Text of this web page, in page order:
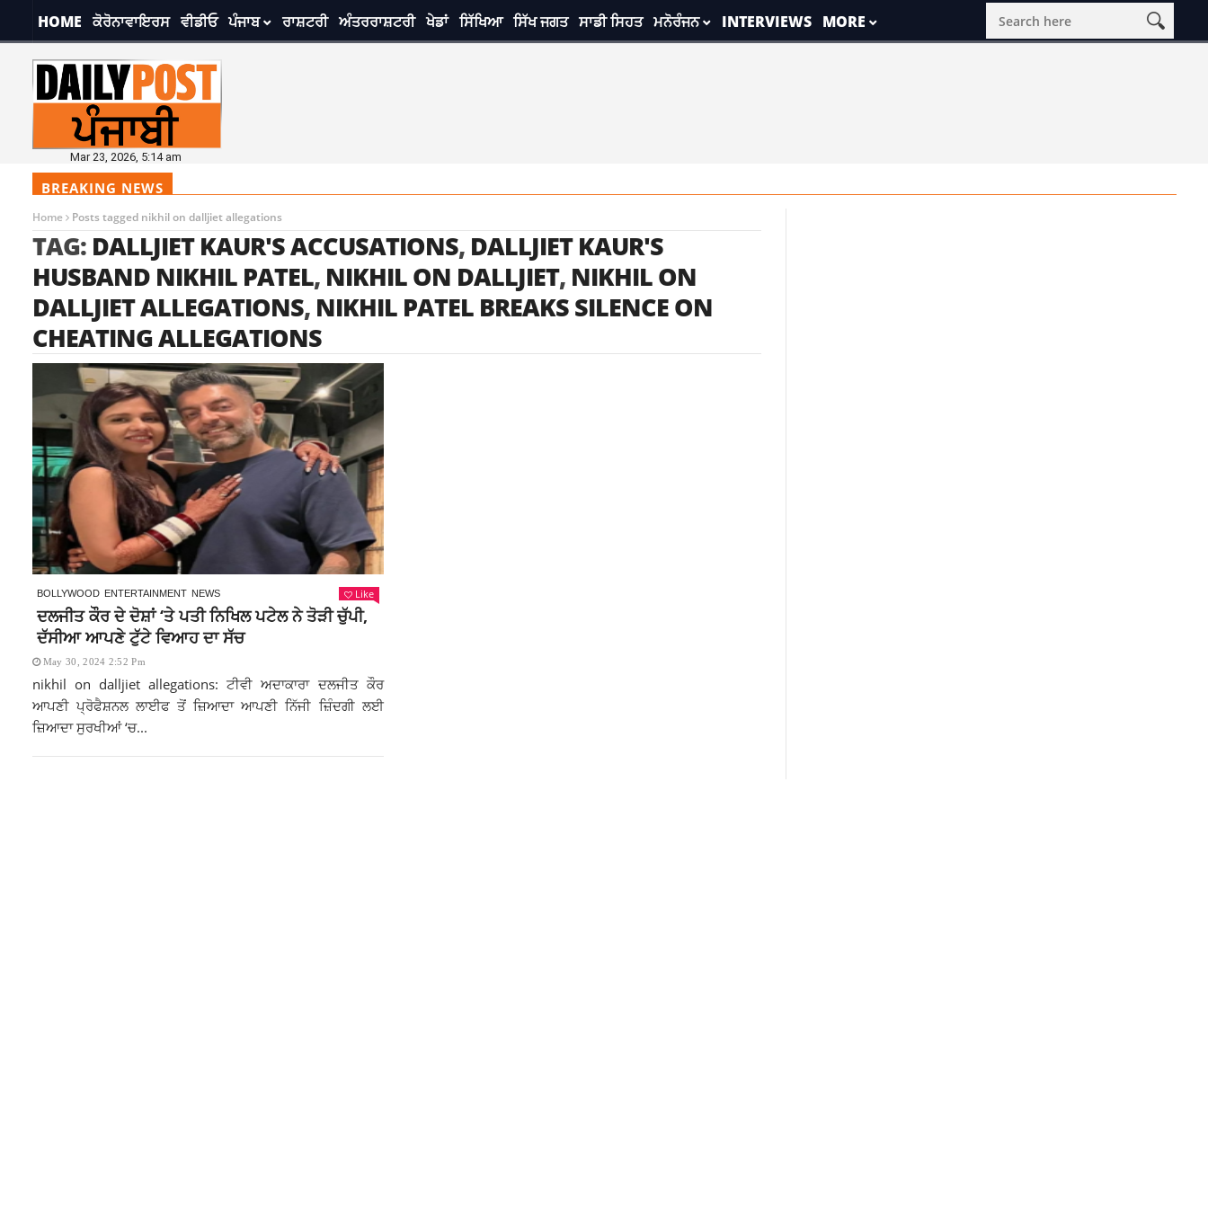
HOME ਕੋਰੋਨਾਵਾਇਰਸ ਵੀਡੀਓ ਪੰਜਾਬ ਰਾਸ਼ਟਰੀ ਅੰਤਰਰਾਸ਼ਟਰੀ ਖੇਡਾਂ ਸਿੱਖਿਆ ਸਿੱਖ ਜਗਤ ਸਾਡੀ ਸਿਹਤ ਮਨੋਰੰਜਨ INTERVIEWS MORE
Mar 23, 2026, 5:14 am
BREAKING NEWS
Home Posts tagged nikhil on dalljiet allegations
TAG: DALLJIET KAUR'S ACCUSATIONS, DALLJIET KAUR'S
HUSBAND NIKHIL PATEL, NIKHIL ON DALLJIET, NIKHIL ON
DALLJIET ALLEGATIONS, NIKHIL PATEL BREAKS SILENCE ON
CHEATING ALLEGATIONS
BOLLYWOOD ENTERTAINMENT NEWS Like
ਦਲਜੀਤ ਕੌਰ ਦੇ ਦੋਸ਼ਾਂ ‘ਤੇ ਪਤੀ ਨਿਖਿਲ ਪਟੇਲ ਨੇ ਤੋੜੀ ਚੁੱਪੀ,
ਦੱਸੀਆ ਆਪਣੇ ਟੁੱਟੇ ਵਿਆਹ ਦਾ ਸੱਚ
May 30, 2024 2:52 Pm
nikhil on dalljiet allegations: ਟੀਵੀ ਅਦਾਕਾਰਾ ਦਲਜੀਤ ਕੌਰ
ਆਪਣੀ ਪ੍ਰੋਫੈਸ਼ਨਲ ਲਾਈਫ ਤੋਂ ਜ਼ਿਆਦਾ ਆਪਣੀ ਨਿੱਜੀ ਜ਼ਿੰਦਗੀ ਲਈ
ਜ਼ਿਆਦਾ ਸੁਰਖੀਆਂ ‘ਚ...